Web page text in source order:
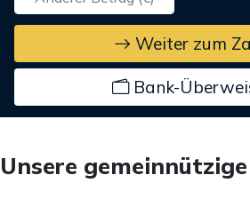
Weiter zum
Bank-
Unsere